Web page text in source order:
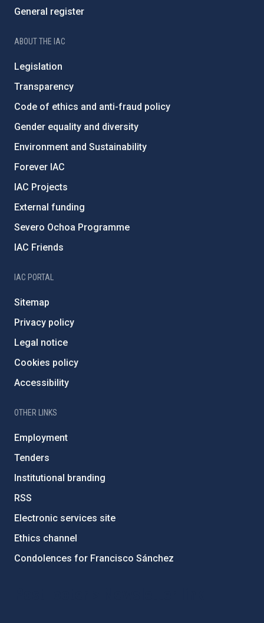
General register
ABOUT THE IAC
Legislation
Transparency
Code of ethics and anti-fraud policy
Gender equality and diversity
Environment and Sustainability
Forever IAC
IAC Projects
External funding
Severo Ochoa Programme
IAC Friends
IAC PORTAL
Sitemap
Privacy policy
Legal notice
Cookies policy
Accessibility
OTHER LINKS
Employment
Tenders
Institutional branding
RSS
Electronic services site
Ethics channel
Condolences for Francisco Sánchez